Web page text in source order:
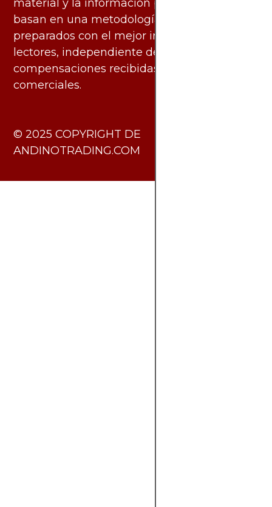
material y la información publicados se
basan en una metodología imparcial y están
preparados con el mejor interés de los
lectores, independiente de las
compensaciones recibidas de socios
comerciales.
​© 2025 COPYRIGHT DE
ANDINOTRADING.COM